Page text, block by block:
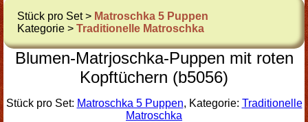
Stück pro Set > Matroschka 5 Puppen
Kategorie > Traditionelle Matroschka
Blumen-Matrjoschka-Puppen mit roten
Kopftüchern (b5056)
Stück pro Set: Matroschka 5 Puppen, Kategorie: Traditionelle
Matroschka